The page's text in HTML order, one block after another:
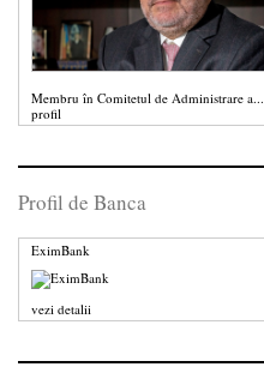
Membru în Comitetul de Administrare a...
profil
Profil de Banca
EximBank
vezi detalii